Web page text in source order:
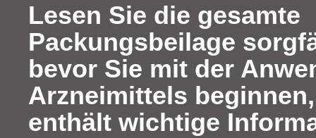
Lesen Sie die gesamte
Packungsbeilage
bevor Sie mit der
Arzneimittels
enthält wichtige